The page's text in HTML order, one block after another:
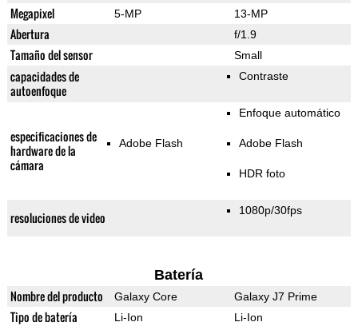
Megapixel 5-MP 13-MP
Abertura f/1.9
Tamaño del sensor Small
capacidades de
autoenfoque
Contraste
especificaciones de
hardware de la
cámara
Adobe Flash
Enfoque automático
Adobe Flash
HDR foto
resoluciones de video 1080p/30fps
Batería
Nombre del producto Galaxy Core Galaxy J7 Prime
Tipo de batería Li-Ion Li-Ion